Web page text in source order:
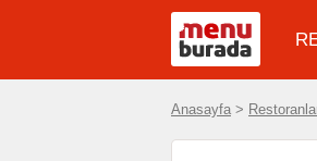
Anasayfa >